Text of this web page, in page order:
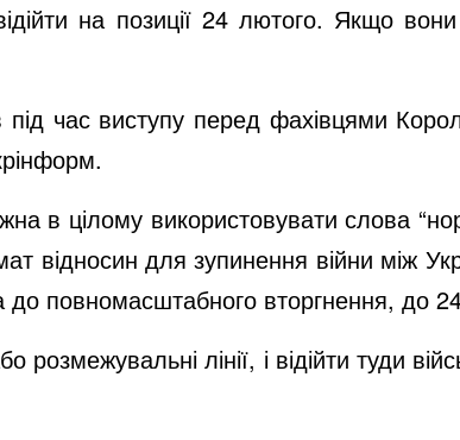
на позиції 24 лютого. Якщо
час виступу перед фахівцями
в цілому використовувати слова
відносин для зупинення війни між
до повномасштабного вторгнення, до
розмежувальні лінії, і відійти туди